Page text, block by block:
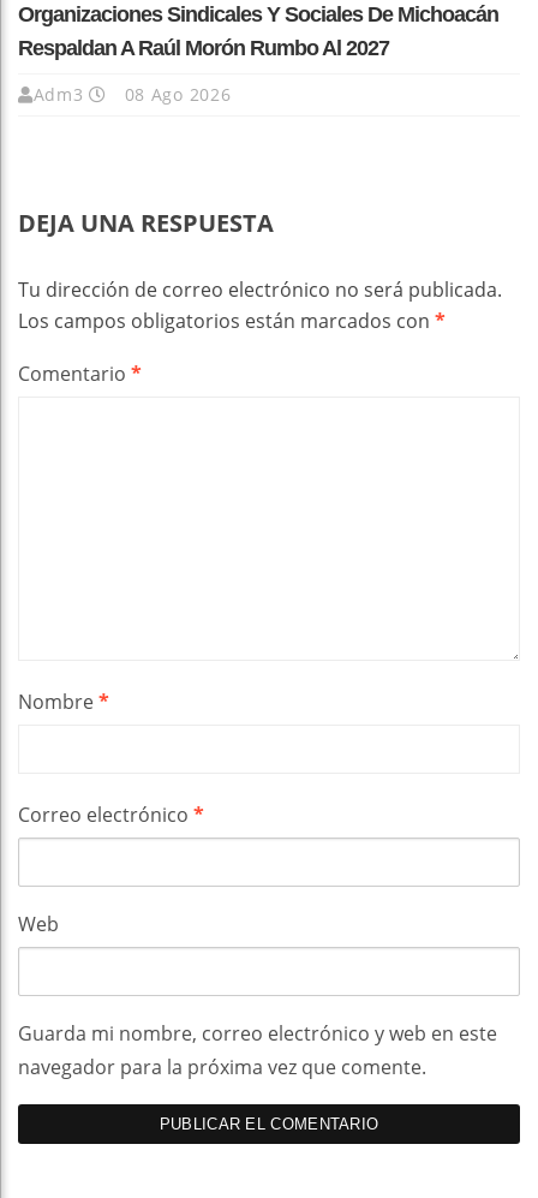
Organizaciones Sindicales Y Sociales De Michoacán
Respaldan A Raúl Morón Rumbo Al 2027
Adm3 08 Ago 2026
DEJA UNA RESPUESTA
Tu dirección de correo electrónico no será publicada.
Los campos obligatorios están marcados con *
Comentario *
Nombre*
Correo electrónico *
Web
Guarda mi nombre, correo electrónico y web en este
navegador para la próxima vez que comente.